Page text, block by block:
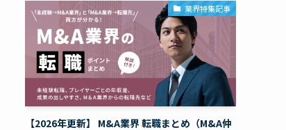
業界特集記事
【2026年更新】 M&A業界 転職まとめ（M&A仲